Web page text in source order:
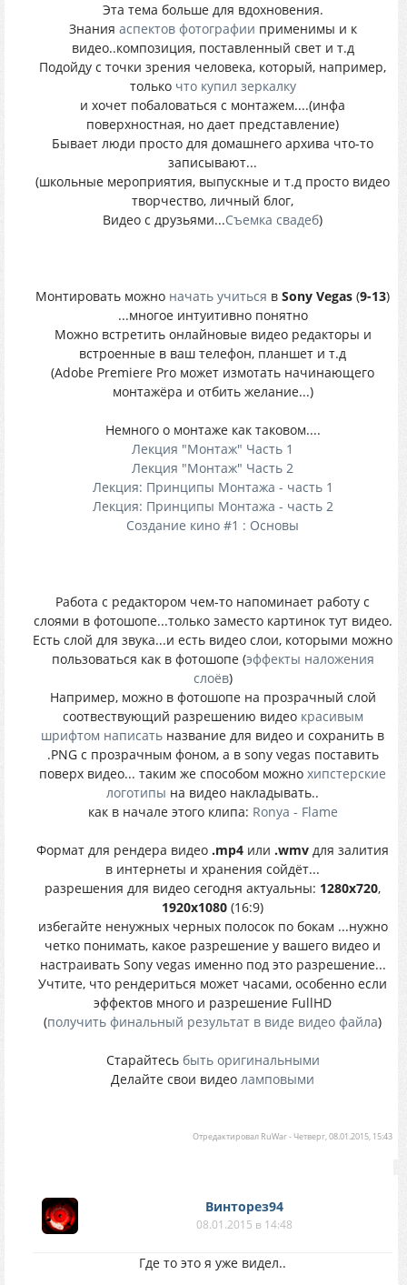
Эта тема больше для вдохновения.
Знания аспектов фотографии применимы и к
видео..композиция, поставленный свет и т.д
Подойду с точки зрения человека, который, например,
только что купил зеркалку
и хочет побаловаться с монтажем....(инфа
поверхностная, но дает представление)
Бывает люди просто для домашнего архива что-то
записывают...
(школьные мероприятия, выпускные и т.д просто видео
творчество, личный блог,
Видео с друзьями...Съемка свадеб)
Монтировать можно начать учиться в Sony Vegas (9-13)
...многое интуитивно понятно
Можно встретить онлайновые видео редакторы и
встроенные в ваш телефон, планшет и т.д
(Adobe Premiere Pro может измотать начинающего
монтажёра и отбить желание...)
Немного о монтаже как таковом....
Лекция "Монтаж" Часть 1
Лекция "Монтаж" Часть 2
Лекция: Принципы Монтажа - часть 1
Лекция: Принципы Монтажа - часть 2
Создание кино #1 : Основы
Работа с редактором чем-то напоминает работу с
слоями в фотошопе...только заместо картинок тут видео.
Есть слой для звука...и есть видео слои, которыми можно
пользоваться как в фотошопе (эффекты наложения
слоёв)
Например, можно в фотошопе на прозрачный слой
соотвествующий разрешению видео красивым
шрифтом написать название для видео и сохранить в
.PNG с прозрачным фоном, а в sony vegas поставить
поверх видео... таким же способом можно хипстерские
логотипы на видео накладывать..
как в начале этого клипа: Ronya - Flame
Формат для рендера видео .mp4 или .wmv для залития
в интернеты и хранения сойдёт...
разрешения для видео сегодня актуальны: 1280x720,
1920x1080 (16:9)
избегайте ненужных черных полосок по бокам ...нужно
четко понимать, какое разрешение у вашего видео и
настраивать Sony vegas именно под это разрешение...
Учтите, что рендериться может часами, особенно если
эффектов много и разрешение FullHD
(получить финальный результат в виде видео файла)
Старайтесь быть оригинальными
Делайте свои видео ламповыми
Отредактировал RuWar-Четверг, 08.01.2015, 15:43
Винторез94
08.01.2015 в 14:48
Где то это я уже видел..